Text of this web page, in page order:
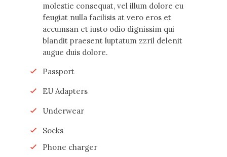
molestie consequat, vel illum dolore eu
feugiat nulla facilisis at vero eros et
accumsan et iusto odio dignissim qui
blandit praesent luptatum zzril delenit
augue duis dolore.
Passport
EU Adapters
Underwear
Socks
Phone charger